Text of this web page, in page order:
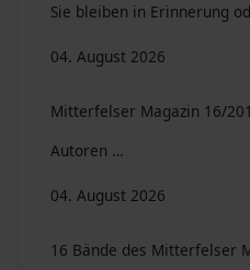
Sie bleiben in Erinnerung
04. August 2026
Mitterfelser Magazin 16/
Autoren …
04. August 2026
16 Bände des Mitterfelser